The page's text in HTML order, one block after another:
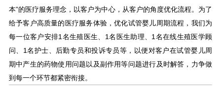
本”的医疗服务理念，以客户为中心，从客户的角度优化流程。为了
给予客户高质量的医疗服务体验，优化试管婴儿周期流程，我们为
每一位客户安排1名生殖医生、1名医生助理、1名在线生殖医学顾
问、1名护士、后勤专员和投诉专员等，以便对客户在试管婴儿周
期中产生的药物使用问题以及副作用等问题进行及时解答，力争做
到每一个环节都紧密衔接。